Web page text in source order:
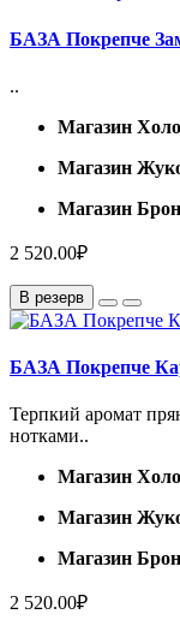
БАЗА Покрепче
..
Магазин
Магазин
Магазин
2 520.00₽
В резерв
БАЗА Покрепче
Терпкий аромат
нотками..
Магазин
Магазин
Магазин
2 520.00₽